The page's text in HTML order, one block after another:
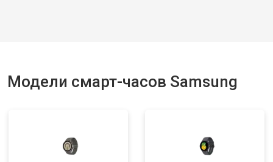
Модели смарт-часов Samsung